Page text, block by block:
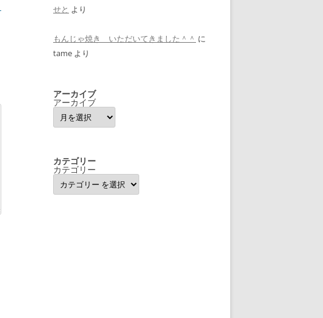
せと より
もんじゃ焼き いただいてきました＾＾ に
tame より
アーカイブ
アーカイブ
カテゴリー
カテゴリー